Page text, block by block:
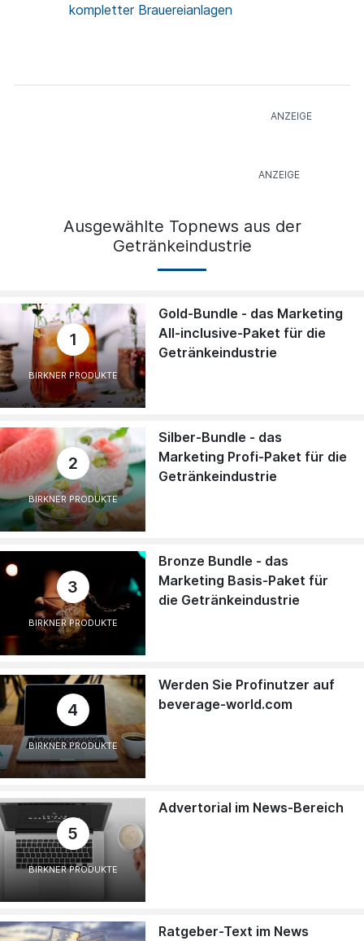
kompletter Brauereianlagen
Ausgewählte Topnews aus der
Getränkeindustrie
1
BIRKNER PRODUKTE
Gold-Bundle - das Marketing
All-inclusive-Paket für die
Getränkeindustrie
2
BIRKNER PRODUKTE
Silber-Bundle - das
Marketing Profi-Paket für die
Getränkeindustrie
3
BIRKNER PRODUKTE
Bronze Bundle - das
Marketing Basis-Paket für
die Getränkeindustrie
4
BIRKNER PRODUKTE
Werden Sie Profinutzer auf
beverage-world.com
5
BIRKNER PRODUKTE
Advertorial im News-Bereich
Ratgeber-Text im News